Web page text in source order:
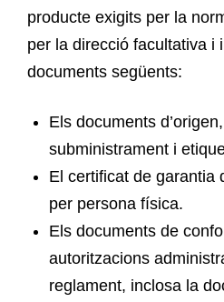
producte exigits per la
per la direcció facultativa i
documents següents:
Els documents
subministrament i
El certificat de garantia
per persona física.
Els documents de
autoritzacions
reglament, inclosa la